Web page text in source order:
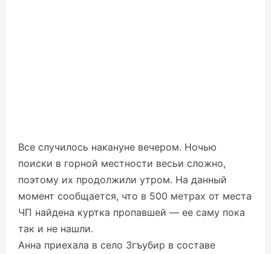
Все случилось накануне вечером. Ночью
поиски в горной местности весьи сложно,
поэтому их продолжили утром. На данный
момент сообщается, что в 500 метрах от места
ЧП найдена куртка пропавшей — ее саму пока
так и не нашли.
Анна приехала в село Згъубир в составе